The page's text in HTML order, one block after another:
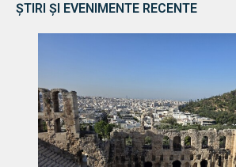
ȘTIRI ȘI EVENIMENTE RECENTE